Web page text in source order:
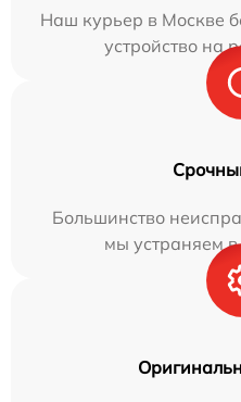
Наш курьер в Москве
устройство на
Большинство
мы устраняем в